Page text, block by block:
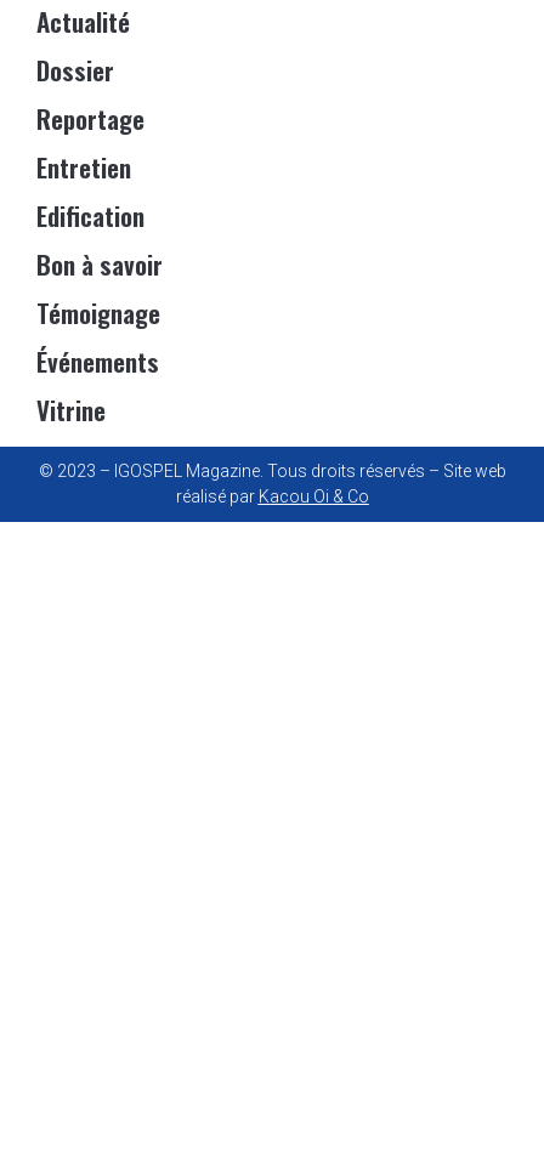
Actualité
Dossier
Reportage
Entretien
Edification
Bon à savoir
Témoignage
Événements
Vitrine
© 2023 – IGOSPEL Magazine. Tous droits réservés – Site web
réalisé par Kacou Oi & Co